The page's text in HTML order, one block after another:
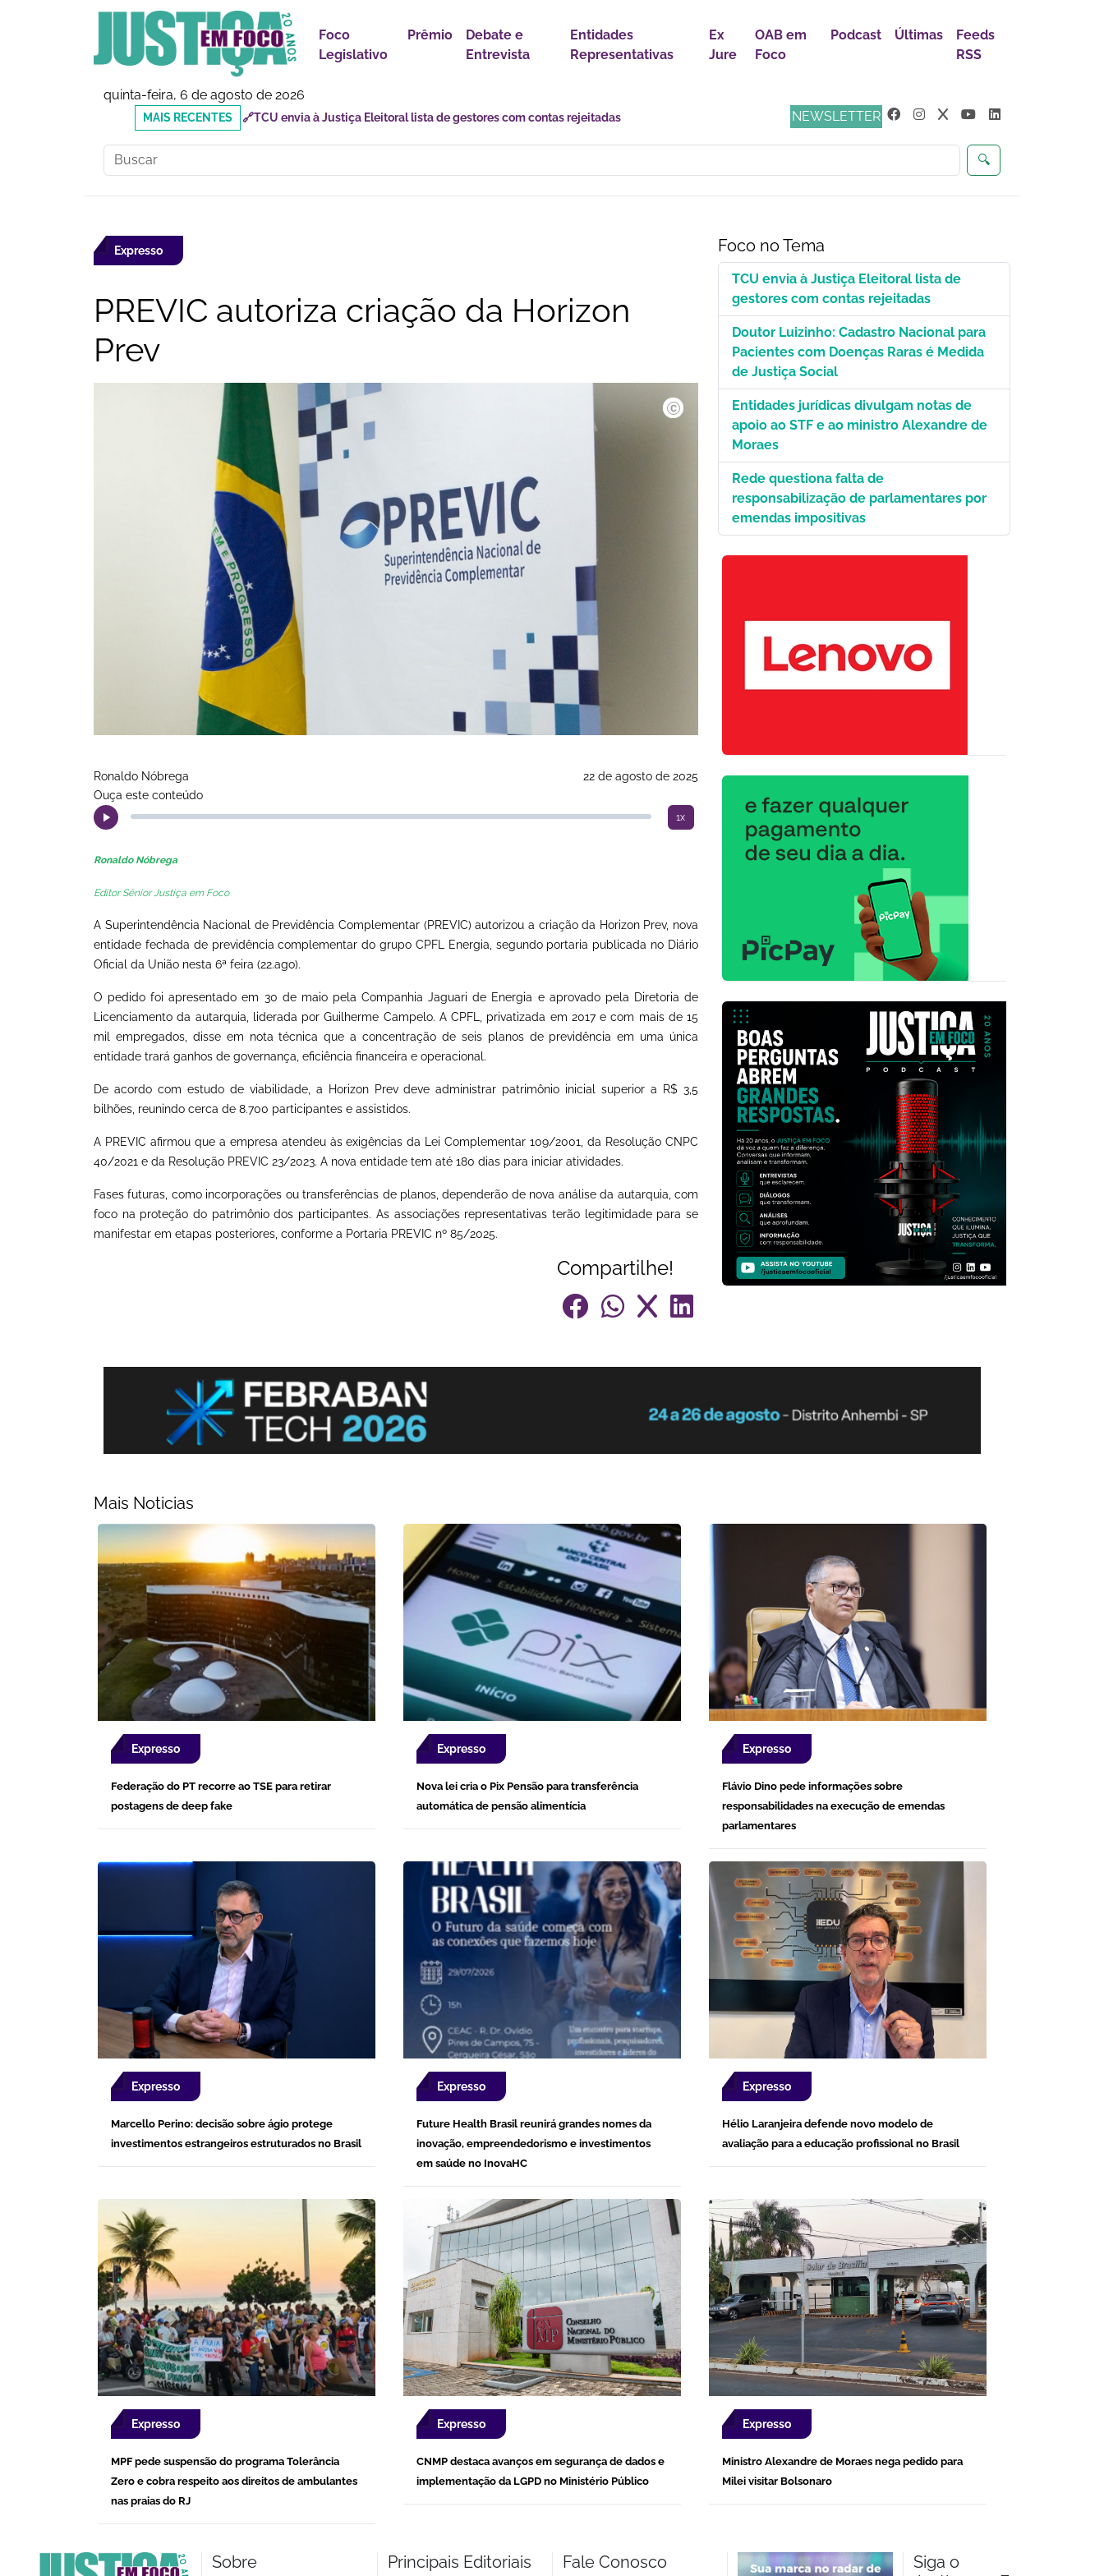
Foco
Legislativo
Prêmio
Debate e
Entrevista
Entidades
Representativas
Ex
Jure
OAB em
Foco
Podcast Últimas
Feeds
RSS
quinta-feira, 6 de agosto de 2026
NEWSLETTER
🔍
MAIS
RECENTES
🔗Doutor Luizinho: Cadastro Nacional para Pacientes com Doenças Raras é Medida de Justiça
Social
Expresso
PREVIC autoriza criação da Horizon
Prev
Divulgação
Ronaldo Nóbrega
22 de agosto de 2025
Ouça este conteúdo
1x
Ronaldo Nóbrega
Editor Sênior Justiça em Foco
A Superintendência Nacional de Previdência Complementar (PREVIC) autorizou a criação da Horizon Prev, nova
entidade fechada de previdência complementar do grupo CPFL Energia, segundo portaria publicada no Diário
Oficial da União nesta 6ª feira (22.ago).
O pedido foi apresentado em 30 de maio pela Companhia Jaguari de Energia e aprovado pela Diretoria de
Licenciamento da autarquia, liderada por Guilherme Campelo. A CPFL, privatizada em 2017 e com mais de 15
mil empregados, disse em nota técnica que a concentração de seis planos de previdência em uma única
entidade trará ganhos de governança, eficiência financeira e operacional.
De acordo com estudo de viabilidade, a Horizon Prev deve administrar patrimônio inicial superior a R$ 3,5
bilhões, reunindo cerca de 8.700 participantes e assistidos.
A PREVIC afirmou que a empresa atendeu às exigências da Lei Complementar 109/2001, da Resolução CNPC
40/2021 e da Resolução PREVIC 23/2023. A nova entidade tem até 180 dias para iniciar atividades.
Fases futuras, como incorporações ou transferências de planos, dependerão de nova análise da autarquia, com
foco na proteção do patrimônio dos participantes. As associações representativas terão legitimidade para se
manifestar em etapas posteriores, conforme a Portaria PREVIC nº 85/2025.
Compartilhe!
Foco no Tema
TCU envia à Justiça Eleitoral lista de
gestores com contas rejeitadas
Doutor Luizinho: Cadastro Nacional para
Pacientes com Doenças Raras é Medida
de Justiça Social
Entidades jurídicas divulgam notas de
apoio ao STF e ao ministro Alexandre de
Moraes
Rede questiona falta de
responsabilização de parlamentares por
emendas impositivas
Mais Noticias
Expresso
Federação do PT recorre ao TSE para retirar
postagens de deep fake
Expresso
Nova lei cria o Pix Pensão para transferência
automática de pensão alimentícia
Expresso
Flávio Dino pede informações sobre
responsabilidades na execução de emendas
parlamentares
Expresso
Marcello Perino: decisão sobre ágio protege
investimentos estrangeiros estruturados no Brasil
Expresso
Future Health Brasil reunirá grandes nomes da
inovação, empreendedorismo e investimentos
em saúde no InovaHC
Expresso
Hélio Laranjeira defende novo modelo de
avaliação para a educação profissional no Brasil
Expresso
MPF pede suspensão do programa Tolerância
Zero e cobra respeito aos direitos de ambulantes
nas praias do RJ
Expresso
CNMP destaca avanços em segurança de dados e
implementação da LGPD no Ministério Público
Expresso
Ministro Alexandre de Moraes nega pedido para
Milei visitar Bolsonaro
Sobre Principais Editoriais Fale Conosco
Siga o